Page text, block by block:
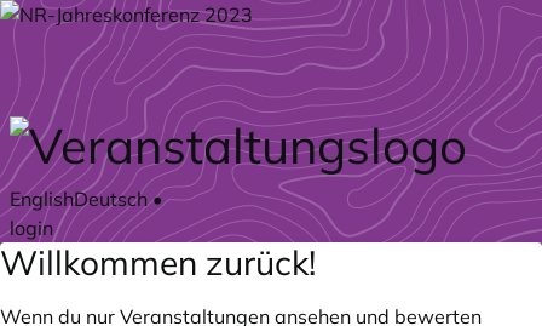
Zum Hauptteil springen
EnglishDeutsch•
login
Willkommen zurück!
Wenn du nur Veranstaltungen ansehen und bewerten